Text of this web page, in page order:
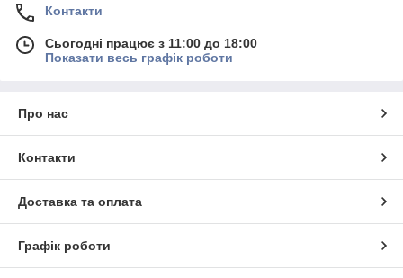
Контакти
Сьогодні працює з 11:00 до 18:00
Показати весь графік роботи
Про нас
Контакти
Доставка та оплата
Графік роботи